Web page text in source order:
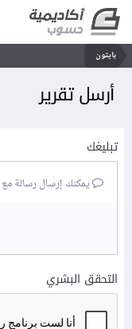
بايثون
أرسل تقرير
تبليغك
يمكنك إرسال رسالة مع
التحقق البشري